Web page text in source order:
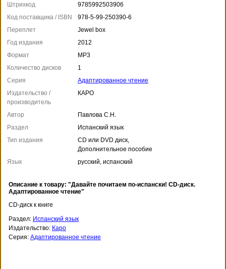
Штрихкод
9785992503906
Код поставщика / ISBN
978-5-99-250390-6
Переплет
Jewel box
Год издания
2012
Формат
MP3
Количество дисков
1
Серия
Адаптированное чтение
Издательство /
производитель
КАРО
Автор
Павлова С.Н.
Раздел
Испанский язык
Тип издания
CD или DVD диск,
Дополнительное пособие
Язык
русский, испанский
Описание к товару: "Давайте почитаем по-испански! CD-диск.
Адаптированное чтение"
CD-диск к книге
Раздел: Испанский язык
Издательство: Каро
Серия: Адаптированное чтение